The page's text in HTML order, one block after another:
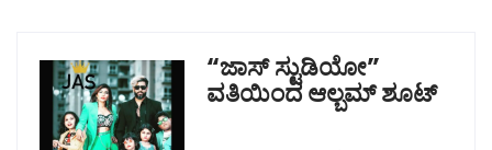
“ಜಾಸ್ ಸ್ಟುಡಿಯೋ”
ವತಿಯಿಂದ ಆಲ್ಬಮ್ ಶೂಟ್